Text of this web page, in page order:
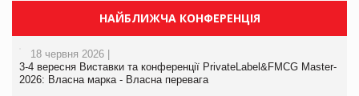
НАЙБЛИЖЧА КОНФЕРЕНЦІЯ
18 червня 2026 |
3-4 вересня Виставки та конференції PrivateLabel&FMCG Master-
2026: Власна марка - Власна перевага